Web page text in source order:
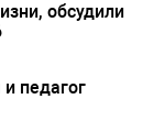
обсудили
педагог